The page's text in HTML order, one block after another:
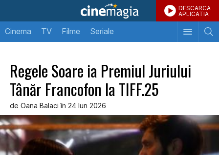
DESCARCA
APLICATIA
Cinema TV Filme Seriale
Regele Soare ia Premiul Juriului
Tânăr Francofon la TIFF.25
de Oana Balaci în 24 Iun 2026